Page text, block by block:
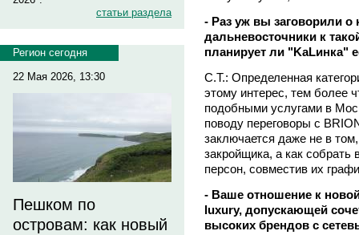
статьи раздела
Регион сегодня
22 Мая 2026, 13:30
Пешком по
островам: как новый
- Раз уж вы заговорили о
дальневосточники к
планирует ли "KаLинка"
С.Т.: Определенная
этому интерес, тем более
подобными услугами в
поводу переговоры с
заключается даже не в
закройщика, а как собрать
персон, совместив их
- Ваше отношение к
luxury, допускающей
высоких брендов с